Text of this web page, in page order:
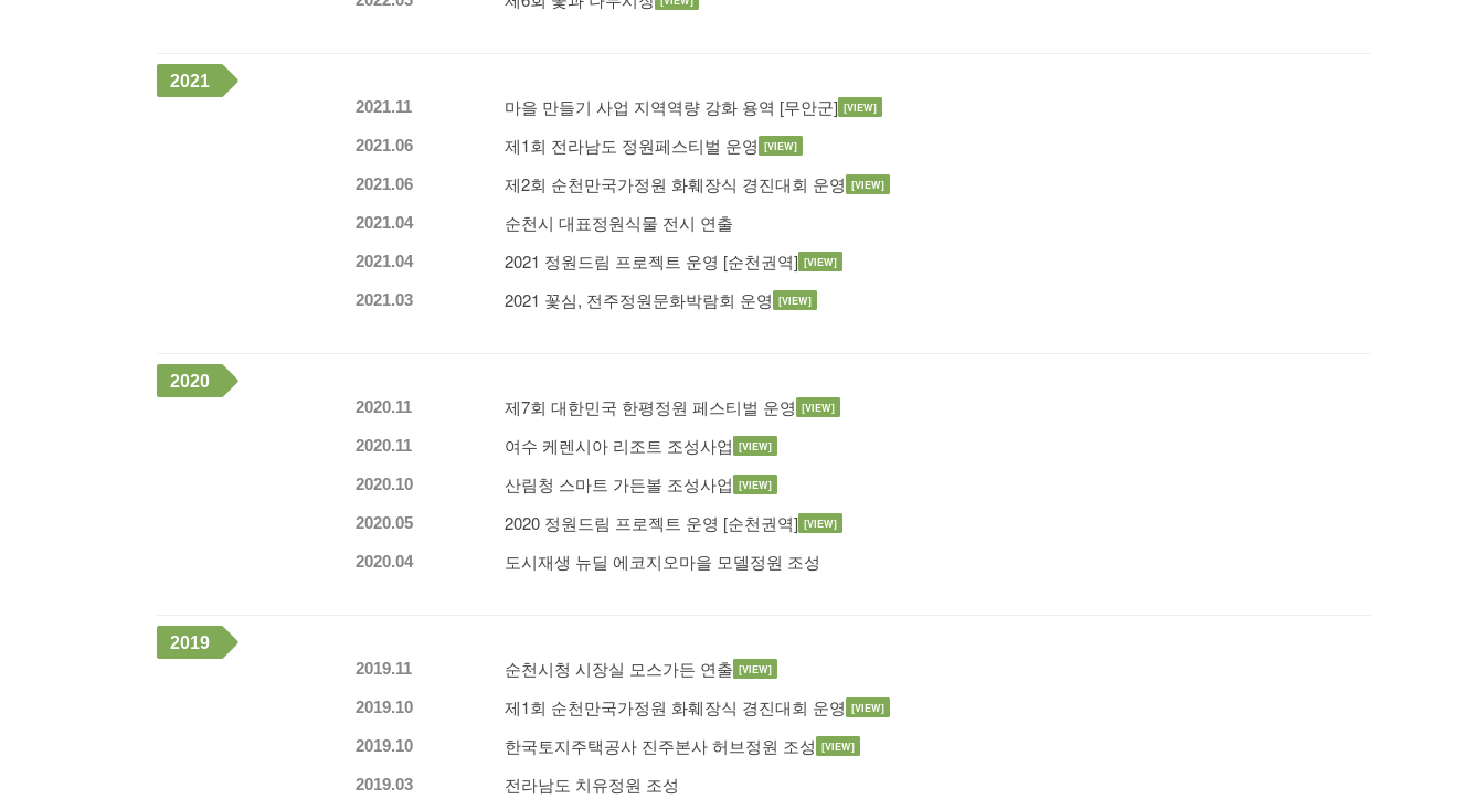
2021
2021.11
마을 만들기 사업 지역역량 강화 용역 [무안군] [VIEW]
2021.06 제1회 전라남도 정원페스티벌 운영 [VIEW]
2021.06 제2회 순천만국가정원 화훼장식 경진대회 운영 [VIEW]
2021.04 순천시 대표정원식물 전시 연출
2021.04 2021 정원드림 프로젝트 운영 [순천권역] [VIEW]
2021.03 2021 꽃심, 전주정원문화박람회 운영 [VIEW]
2020
2020.11
제7회 대한민국 한평정원 페스티벌 운영 [VIEW]
2020.11 여수 케렌시아 리조트 조성사업 [VIEW]
2020.10 산림청 스마트 가든볼 조성사업 [VIEW]
2020.05 2020 정원드림 프로젝트 운영 [순천권역] [VIEW]
2020.04 도시재생 뉴딜 에코지오마을 모델정원 조성
2019
2019.11
순천시청 시장실 모스가든 연출 [VIEW]
2019.10 제1회 순천만국가정원 화훼장식 경진대회 운영 [VIEW]
2019.10 한국토지주택공사 진주본사 허브정원 조성 [VIEW]
2019.03 전라남도 치유정원 조성